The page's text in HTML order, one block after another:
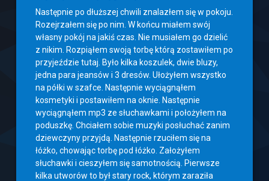
Następnie po dłuższej chwili znalazłem się w pokoju.
Rozejrzałem się po nim. W końcu miałem swój
własny pokój na jakiś czas. Nie musiałem go dzielić
z nikim. Rozpiąłem swoją torbę którą zostawiłem po
przyjeździe tutaj. Było kilka koszulek, dwie bluzy,
jedna para jeansów i 3 dresów. Ułożyłem wszystko
na półki w szafce. Następnie wyciągnąłem
kosmetyki i postawiłem na oknie. Następnie
wyciągnąłem mp3 ze słuchawkami i położyłem na
poduszkę. Chciałem sobie muzyki posłuchać zanim
dziewczyny przyjdą. Następnie rzuciłem się na
łóżko, chowając torbę pod łóżko. Założyłem
słuchawki i cieszyłem się samotnością. Pierwsze
kilka utworów to był stary rock, którym zaraziła